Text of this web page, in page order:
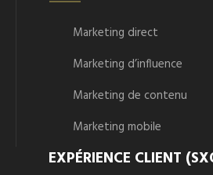
Marketing direct
Marketing d’influence
Marketing de contenu
Marketing mobile
EXPÉRIENCE CLIENT